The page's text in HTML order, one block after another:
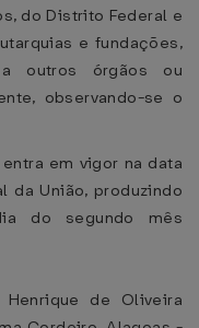
do Distrito Federal e
e fundações,
outros órgãos ou
observando-se o
em vigor na data
da União, produzindo
do segundo mês
de Oliveira